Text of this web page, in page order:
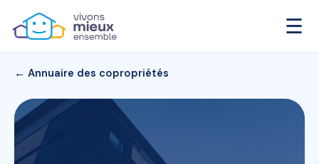
☰
← Annuaire des copropriétés